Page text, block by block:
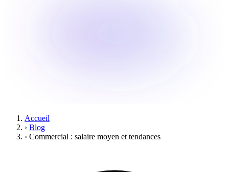
Accueil
› Blog
› Commercial : salaire moyen et tendances